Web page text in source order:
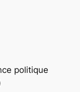
politique